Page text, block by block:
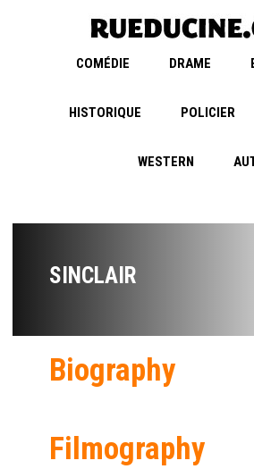
COMÉDIE DRAME
HISTORIQUE POLICIER
WESTERN
SINCLAIR
Biography
Filmography